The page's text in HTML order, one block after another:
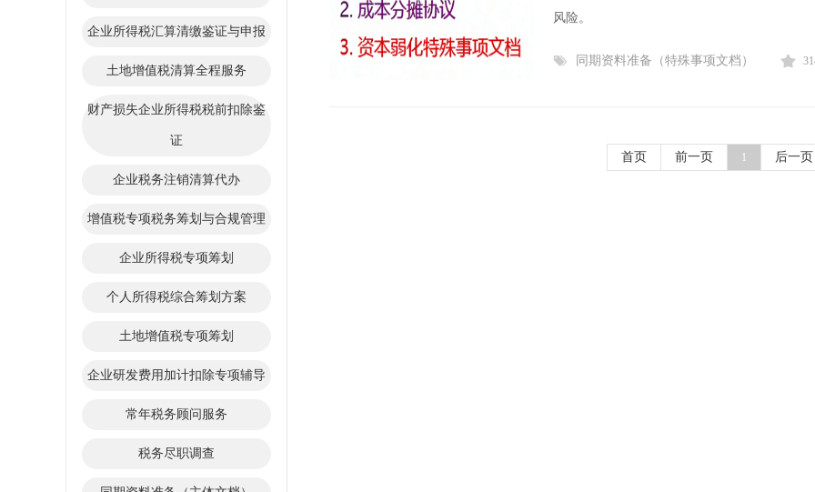
企业所得税汇算清缴鉴证与申报
土地增值税清算全程服务
财产损失企业所得税税前扣除鉴
证
企业税务注销清算代办
增值税专项税务筹划与合规管理
企业所得税专项筹划
个人所得税综合筹划方案
土地增值税专项筹划
企业研发费用加计扣除专项辅导
常年税务顾问服务
税务尽职调查
风险。
同期资料准备（特殊事项文档）
首页 前一页 1 后一页